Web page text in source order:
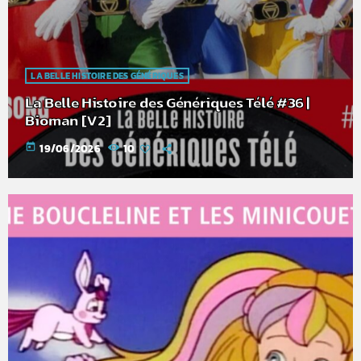
LA BELLE HISTOIRE DES GÉNÉRIQUES
La Belle Histoire des Génériques Télé #36 |
Bioman [V2]
today 19/06/2026 10